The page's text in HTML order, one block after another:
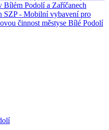
Bílém Podolí a Zaříčanech
SZP - Mobilní vybavení pro
činnost městyse Bílé Podolí